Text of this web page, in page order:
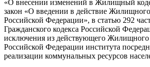
«О внесении изменений в Жилищный
закон «О введении в действие Жилищного
Российской Федерации», в статью 292
Гражданского кодекса Российской
исключения из действующего Жилищного
Российской Федерации института
реализации коммунальных ресурсов